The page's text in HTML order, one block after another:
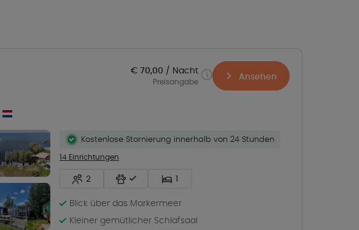
Kostenlose Stornierung innerhalb von 24 Stunden
14 Einrichtungen
2
1
Blick über das Markermeer
Kleiner gemütlicher Schlafsaal
€ 70,00 Nacht
Preisangabe Ansehen